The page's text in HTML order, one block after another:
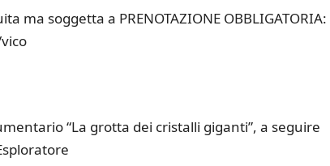
ma soggetta a PRENOTAZIONE OBBLIGATORIA:
“La grotta dei cristalli giganti”, a seguire